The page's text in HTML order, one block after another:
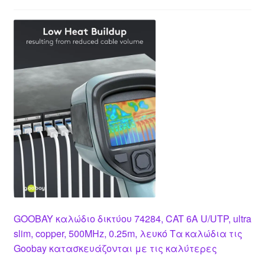
GOOBAY καλώδιο δικτύου 74284, CAT 6A U/UTP, ultra
slim, copper, 500MHz, 0.25m, λευκό Τα καλώδια τις
Goobay κατασκευάζονται με τις καλύτερες